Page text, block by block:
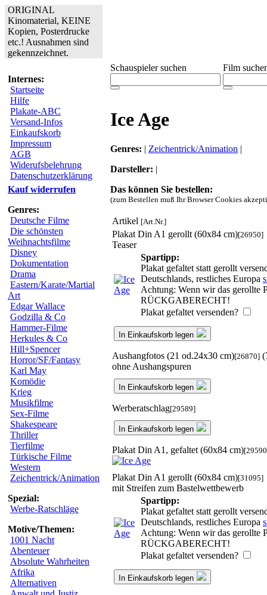
ORIGINAL
Kinomaterial, KEINE
Kopien, Posterdrucke
etc.! Ausnahmen sind
gekennzeichnet.
Internes:
Startseite
Hilfe
Plakate-ABC
Versand-Infos
Einkaufskorb
Impressum
AGB
Widerufsbelehrung
Datenschutzerklärung
Kauf widerrufen
Genres:
Deutsche Filme
Die schönsten
Weihnachtsfilme
Disney
Dokumentation
Drama
Eastern/Karate/Martial
Art
Edgar Wallace
Godzilla & Co
Hammer-Filme
Herkules & Co
Hill+Spencer
Horror/SF/Fantasy
Karl May
Komödie
Krieg
Musikfilme
Sex-Filme
Shakespeare
Thriller
Tierfilme
Türkische Filme
Western
Zeichentrick/Animation
Spezial:
Werbe-Ratschläge
Motive/Themen:
1001 Nacht
Abenteuer
Absolute Wahrheiten
Afrika
Alternativen
Schauspieler suchen Film
Ice Age
Genres: | Zeichentrick/Animation |
Darsteller: |
Das können Sie bestellen:
(zum Bestellen muß Ihr Browser Cookies
Artikel [Art.Nr.]
Plakat Din A1 gerollt (60x84 cm)[26950]
Teaser
Spartipp:
Plakat gefaltet statt gerollt
Deutschlands, restliches Europa
Achtung: Wenn wir das gerollte
RÜCKGABERECHT!
Plakat gefaltet versenden?
In Einkaufskorb legen
Aushangfotos (21 od.24x30 cm)[26870]
ohne Aushangspuren
In Einkaufskorb legen
Werberatschlag[29589]
In Einkaufskorb legen
Plakat Din A1, gefaltet (60x84 cm)
Plakat Din A1 gerollt (60x84 cm)[31095]
mit Streifen zum Bastelwettbewerb
Spartipp:
Plakat gefaltet statt gerollt
Deutschlands, restliches Europa
Achtung: Wenn wir das gerollte
RÜCKGABERECHT!
Plakat gefaltet versenden?
In Einkaufskorb legen